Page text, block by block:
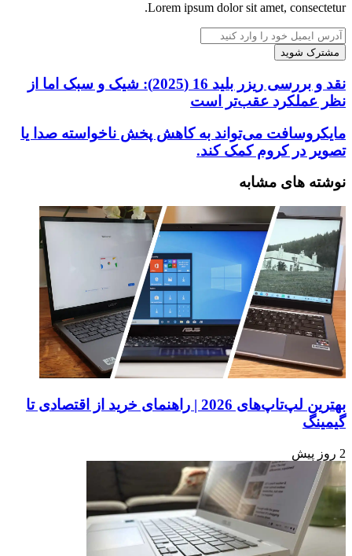
Lorem ipsum dolor sit amet, consectetur.
آدرس
ایمیل
خود
را
وارد
کنید
نقد
و
بررسی
ریزر
بلید
16
شیک
سبک
اما
از
نظر
عملکرد
عقب‌تر
است
نقد و بررسی ریزر بلید 16 (2025): شیک و سبک اما از
نظر عملکرد عقب‌تر است
مایکروسافت
می‌تواند
به
کاهش
پخش
ناخواسته
صدا
یا
تصویر
در
کروم
کمک
کند.
مایکروسافت می‌تواند به کاهش پخش ناخواسته صدا یا
تصویر در کروم کمک کند.
نوشته های مشابه
بهترین لپ‌تاپ‌های 2026 | راهنمای خرید از اقتصادی تا
گیمینگ
2 روز پیش